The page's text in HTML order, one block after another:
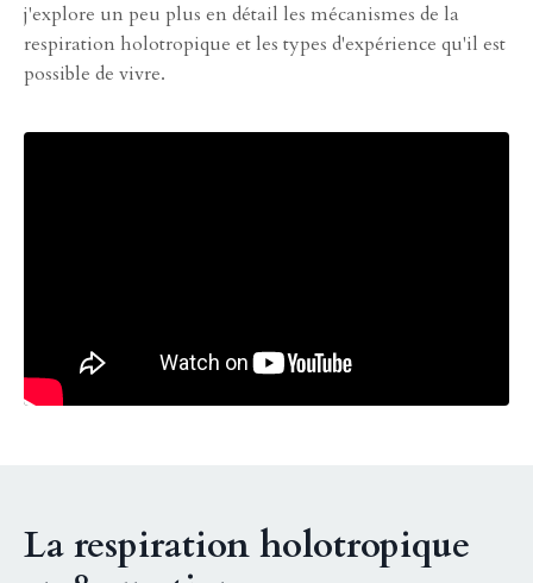
j'explore un peu plus en détail les mécanismes de la
respiration holotropique et les types d'expérience qu'il est
possible de vivre.
La respiration holotropique